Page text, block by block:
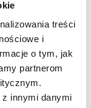
treści
i
o tym, jak
partnerom
z innymi danymi
- 19 cm - próba